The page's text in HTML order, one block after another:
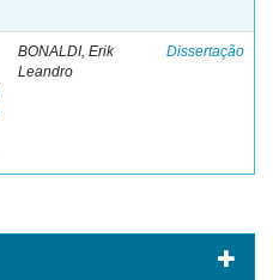
BONALDI, Erik
Leandro
Dissertação